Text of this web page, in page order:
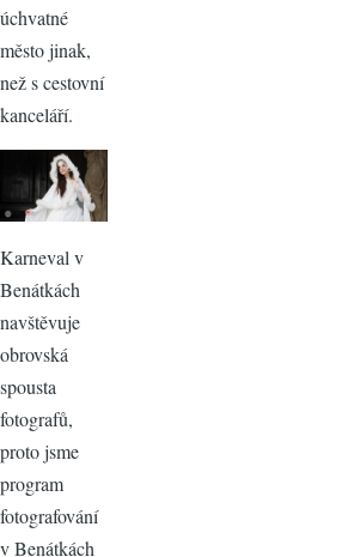
úchvatné
město jinak,
než s cestovní
kanceláří.
Karneval v
Benátkách
navštěvuje
obrovská
spousta
fotografů,
proto jsme
program
fotografování
v Benátkách